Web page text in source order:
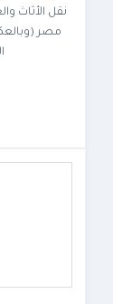
نقل الأثاث
مصر